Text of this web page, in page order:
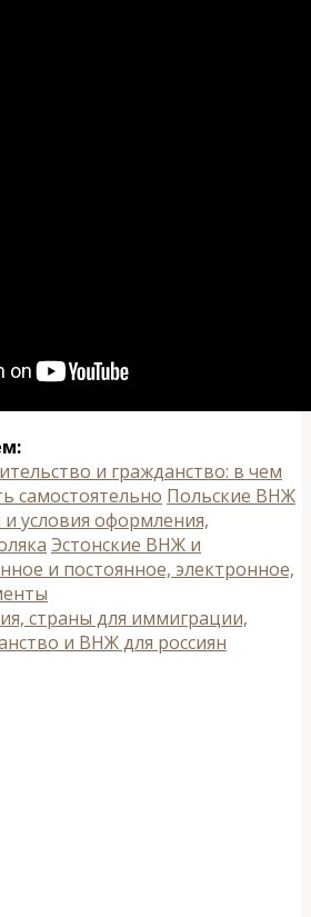
и гражданство: в чем
самостоятельно Польские ВНЖ
условия оформления,
Эстонские ВНЖ и
и постоянное, электронное,
страны для иммиграции,
и ВНЖ для россиян